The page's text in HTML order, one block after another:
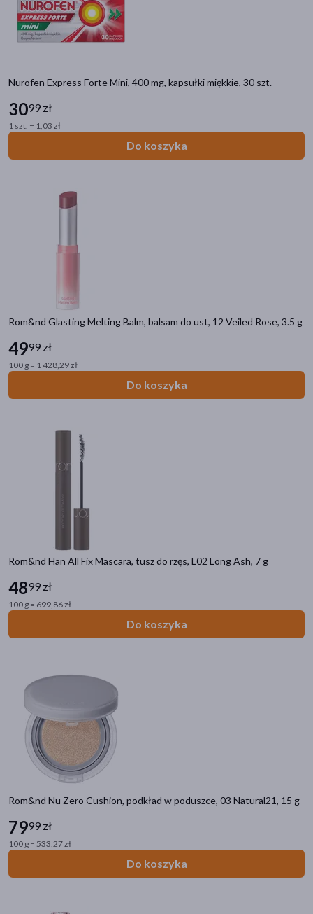
Hit
Nurofen Express Forte Mini, 400 mg, kapsułki miękkie, 30 szt.
3099 zł
1 szt. = 1,03 zł
Do koszyka
Rom&nd Glasting Melting Balm, balsam do ust, 12 Veiled Rose, 3.5 g
4999 zł
100 g = 1 428,29 zł
Do koszyka
Rom&nd Han All Fix Mascara, tusz do rzęs, L02 Long Ash, 7 g
4899 zł
100 g = 699,86 zł
Do koszyka
Rom&nd Nu Zero Cushion, podkład w poduszce, 03 Natural21, 15 g
7999 zł
100 g = 533,27 zł
Do koszyka